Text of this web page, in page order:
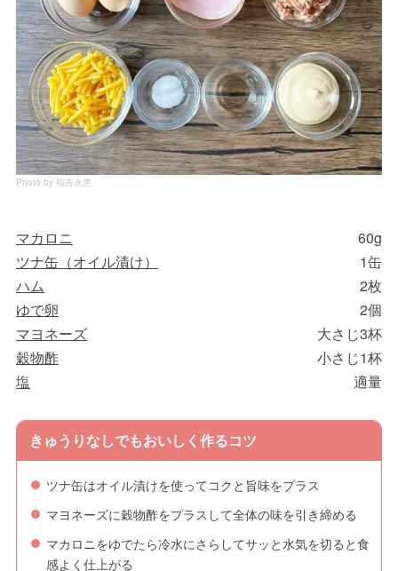
Photo by 稲吉永恵
マカロニ
60g
ツナ缶（オイル漬け）
1缶
ハム
2枚
ゆで卵
2個
マヨネーズ
大さじ3杯
穀物酢
小さじ1杯
塩
適量
きゅうりなしでもおいしく作るコツ
ツナ缶はオイル漬けを使ってコクと旨味をプラス
マヨネーズに穀物酢をプラスして全体の味を引き締める
マカロニをゆでたら冷水にさらしてサッと水気を切ると食
感よく仕上がる